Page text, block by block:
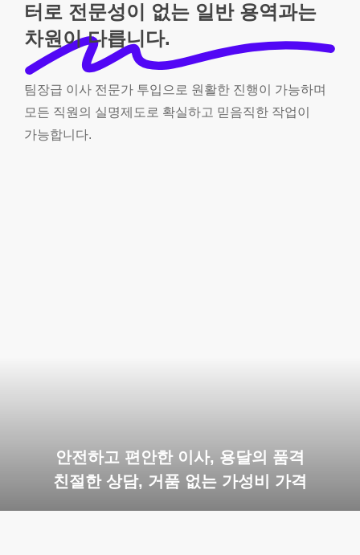
터로 전문성이 없는 일반 용역과는
차원이 다릅니다.
팀장급 이사 전문가 투입으로 원활한 진행이
가능하며
모든 직원의 실명제도로 확실하고 믿음직한 작업이
가능합니다.
안전하고 편안한 이사, 용달의 품격
친절한 상담, 거품 없는 가성비 가격